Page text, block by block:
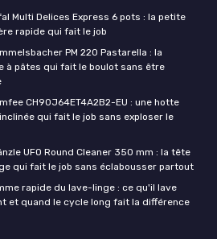
Multi Delices Express 6 pots : la petite
rapide qui fait le job
PM 220 Pastarella : la
à pâtes qui fait le boulot sans être
CH90J64ET4A2B2-EU : une hotte
qui fait le job sans exploser le
UFO Round Cleaner 350 mm : la tête
qui fait le job sans éclabousser partout
rapide du lave-linge : ce qu'il lave
et quand le cycle long fait la différence